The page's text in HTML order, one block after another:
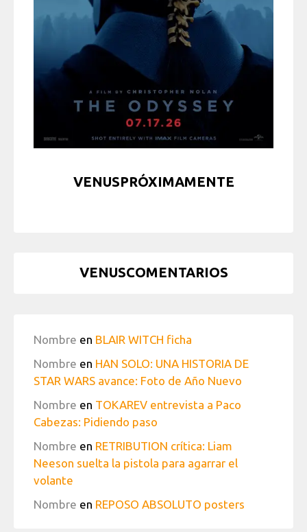
VENUSPRÓXIMAMENTE
VENUSCOMENTARIOS
Nombre en BLAIR WITCH ficha
Nombre en HAN SOLO: UNA HISTORIA DE
STAR WARS avance: Foto de Año Nuevo
Nombre en TOKAREV entrevista a Paco
Cabezas: Pidiendo paso
Nombre en RETRIBUTION crítica: Liam
Neeson suelta la pistola para agarrar el
volante
Nombre en REPOSO ABSOLUTO posters